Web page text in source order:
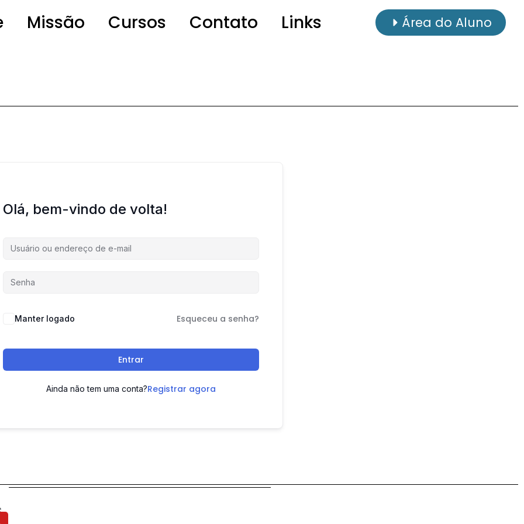
Missão Cursos Contato Links Área do Aluno
Olá, bem-vindo de volta!
Manter logado Esqueceu a senha?
Entrar
Ainda não tem uma conta?Registrar agora